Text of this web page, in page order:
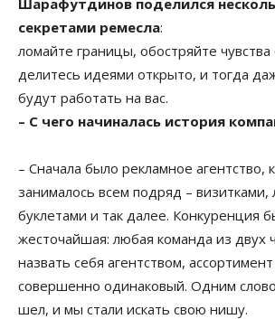
секретами ремесла:
ломайте границы, обостряйте
делитесь идеями открыто, и тогда
будут работать на вас.
– С чего начиналась история
– Сначала было рекламное агентство,
занималось всем подряд – визитками,
буклетами и так далее. Конкуренция
жесточайшая: любая команда из двух
назвать себя агентством,
совершенно одинаковый. Одним
шел, и мы стали искать свою нишу.